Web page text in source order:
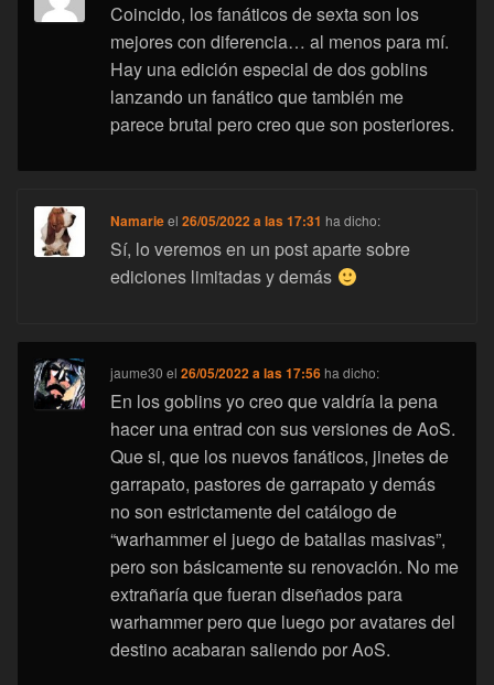
Coincido, los fanáticos de sexta son los
mejores con diferencia… al menos para mí.
Hay una edición especial de dos goblins
lanzando un fanático que también me
parece brutal pero creo que son posteriores.
Namarieel26/05/2022 a las 17:31 ha dicho:
Sí, lo veremos en un post aparte sobre
ediciones limitadas y demás
jaume30 el26/05/2022 a las 17:56 ha dicho:
En los goblins yo creo que valdría la pena
hacer una entrad con sus versiones de AoS.
Que si, que los nuevos fanáticos, jinetes de
garrapato, pastores de garrapato y demás
no son estrictamente del catálogo de
“warhammer el juego de batallas masivas”,
pero son básicamente su renovación. No me
extrañaría que fueran diseñados para
warhammer pero que luego por avatares del
destino acabaran saliendo por AoS.